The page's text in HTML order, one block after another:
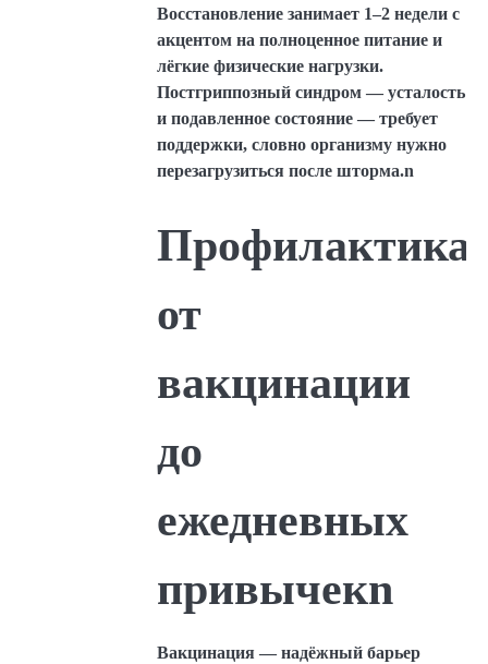
Восстановление занимает 1–2 недели с
акцентом на полноценное питание и
лёгкие физические нагрузки.
Постгриппозный синдром — усталость
и подавленное состояние — требует
поддержки, словно организму нужно
перезагрузиться после шторма.n
Профилактика:
от
вакцинации
до
ежедневных
привычекn
Вакцинация — надёжный барьер